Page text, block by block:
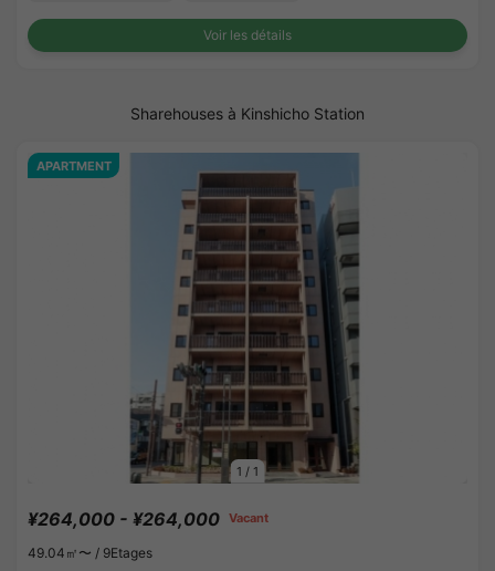
Voir les détails
Sharehouses à Kinshicho Station
1 / 1
APARTMENT
¥264,000 - ¥264,000 Vacant
49.04㎡〜 / 9Etages